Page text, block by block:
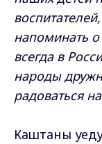
напоминать
всегда в
народы
радоваться
Каштаны